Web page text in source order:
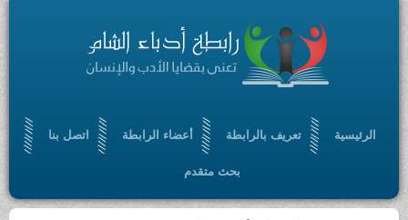
الرئيسية تعريف بالرابطة أعضاء الرابطة اتصل بنا
بحث متقدم